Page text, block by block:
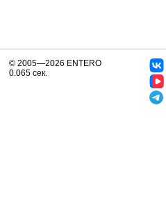
© 2005—2026 ENTERO
0.065 сек.